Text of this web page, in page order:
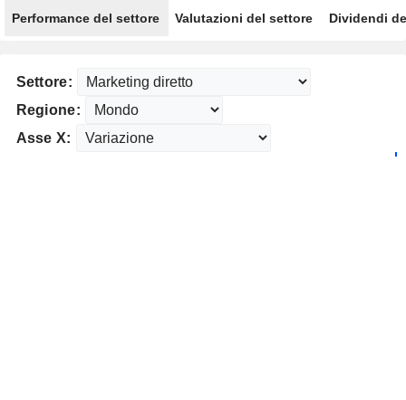
Performance del settore Valutazioni del settore Dividendi
Settore:
Regione:
Asse X: